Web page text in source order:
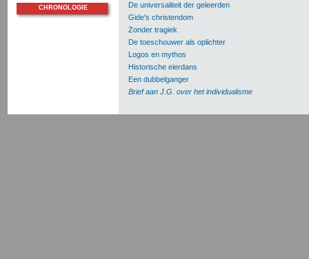
De universaliteit der geleerden
Gide's christendom
Zonder tragiek
De toeschouwer als oplichter
Logos en mythos
Historische eierdans
Een dubbelganger
Brief aan J.G. over het individualisme
CHRONOLOGIE